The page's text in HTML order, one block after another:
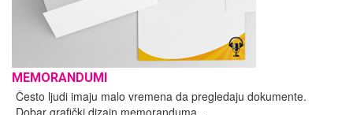
MEMORANDUMI
Često ljudi imaju malo vremena da pregledaju dokumente.